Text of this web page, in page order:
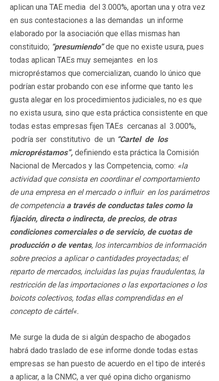
aplican una TAE media del 3.000%, aportan una y otra vez
en sus contestaciones a las demandas un informe
elaborado por la asociación que ellas mismas han
constituido; “presumiendo”de que no existe usura, pues
todas aplican TAEs muy semejantes en los
micropréstamos que comercializan, cuando lo único que
podrían estar probando con ese informe que tanto les
gusta alegar en los procedimientos judiciales, no es que
no exista usura, sino que esta práctica consistente en que
todas estas empresas fijen TAEs cercanas al 3.000%,
podría ser constitutivo de un “Cartel de los
micropréstamos”, definiendo esta práctica la Comisión
Nacional de Mercados y las Competencia, como: «la
actividad que consista en coordinar el comportamiento
de una empresa en el mercado o influir en los parámetros
de competencia a través de conductas tales como la
fijación, directa o indirecta, de precios, de otras
condiciones comerciales o de servicio, de cuotas de
producción o de ventas, los intercambios de información
sobre precios a aplicar o cantidades proyectadas; el
reparto de mercados, incluidas las pujas fraudulentas, la
restricción de las importaciones o las exportaciones o los
boicots colectivos, todas ellas comprendidas en el
concepto de cártel«.
Me surge la duda de si algún despacho de abogados
habrá dado traslado de ese informe donde todas estas
empresas se han puesto de acuerdo en el tipo de interés
a aplicar, a la CNMC, a ver qué opina dicho organismo